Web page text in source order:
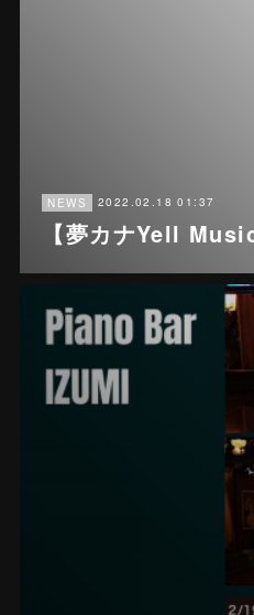
NEWS 2022.02.18 01:37
【夢カナYell